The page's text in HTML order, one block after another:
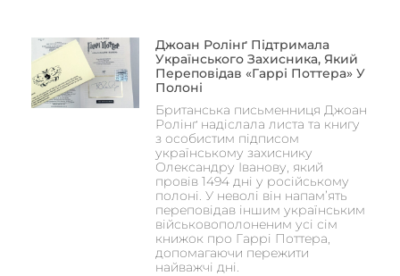
Джоан Ролінґ Підтримала
Українського Захисника, Який
Переповідав «Гаррі Поттера» У
Полоні
Британська письменниця Джоан
Ролінґ надіслала листа та книгу
з особистим підписом
українському захиснику
Олександру Іванову, який
провів 1494 дні у російському
полоні. У неволі він напам’ять
переповідав іншим українським
військовополоненим усі сім
книжок про Гаррі Поттера,
допомагаючи пережити
найважчі дні.